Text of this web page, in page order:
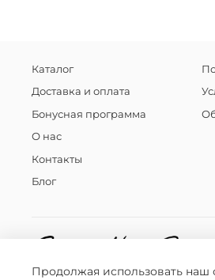
Каталог
Доставка и оплата
Бонусная программа
О нас
Контакты
Блог
Продолжая использовать наш